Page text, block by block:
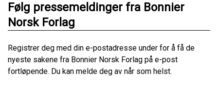
Følg pressemeldinger fra Bonnier
Norsk Forlag
Registrer deg med din e-postadresse under for å få de
nyeste sakene fra Bonnier Norsk Forlag på e-post
fortløpende. Du kan melde deg av når som helst.